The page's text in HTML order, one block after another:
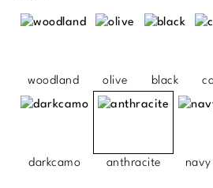
woodland olive black
darkcamo anthracite navy